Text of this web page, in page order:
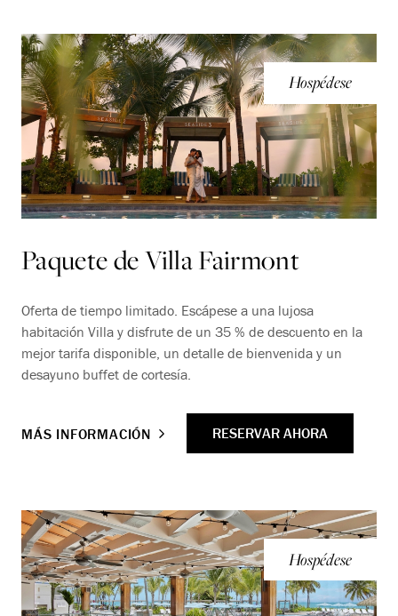
Hospédese
Paquete de Villa Fairmont
Oferta de tiempo limitado. Escápese a una lujosa
habitación Villa y disfrute de un 35 % de descuento en la
mejor tarifa disponible, un detalle de bienvenida y un
desayuno buffet de cortesía.
MÁS INFORMACIÓN RESERVAR AHORA
Hospédese